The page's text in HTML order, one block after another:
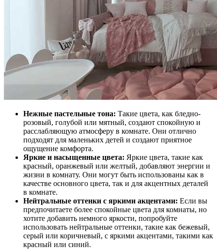
Нежные пастельные тона: Такие цвета, как бледно-
розовый, голубой или мятный, создают спокойную и
расслабляющую атмосферу в комнате. Они отлично
подходят для маленьких детей и создают приятное
ощущение комфорта.
Яркие и насыщенные цвета: Яркие цвета, такие как
красный, оранжевый или желтый, добавляют энергии и
жизни в комнату. Они могут быть использованы как в
качестве основного цвета, так и для акцентных деталей
в комнате.
Нейтральные оттенки с яркими акцентами: Если вы
предпочитаете более спокойные цвета для комнаты, но
хотите добавить немного яркости, попробуйте
использовать нейтральные оттенки, такие как бежевый,
серый или коричневый, с яркими акцентами, такими как
красный или синий.